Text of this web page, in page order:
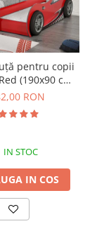
pentru copii
(190x90 cm)
(90x180
cm)
RON
IN STOC
IN COS